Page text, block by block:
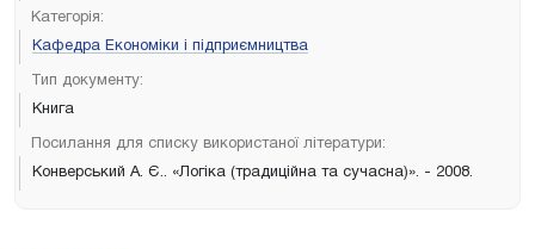
Категорія:
Кафедра Економіки і підприємництва
Тип документу:
Книга
Посилання для списку використаної літератури:
Конверський А. Є.. «Логіка (традиційна та сучасна)». - 2008.